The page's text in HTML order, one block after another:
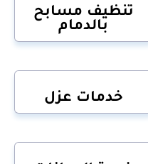
تنظيف مسابح
بالدمام
خدمات عزل